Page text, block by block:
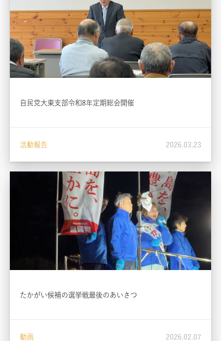
自民党大東支部令和8年定期総会開催
活動報告 2026.03.23
たかがい候補の選挙戦最後のあいさつ
動画 2026.02.07